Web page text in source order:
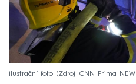
ilustrační foto Zdroj: CNN Prima